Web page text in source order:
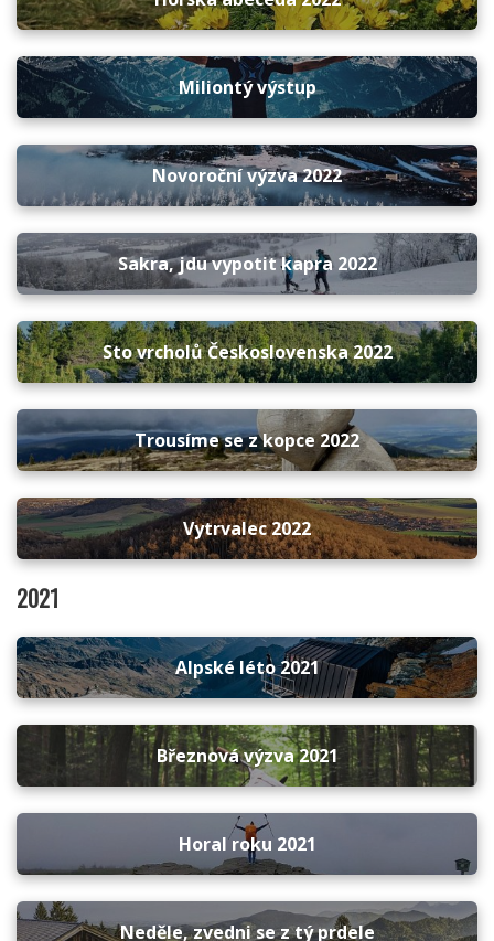
Miliontý výstup
Novoroční výzva 2022
Sakra, jdu vypotit kapra 2022
Sto vrcholů Československa 2022
Trousíme se z kopce 2022
Vytrvalec 2022
2021
Alpské léto 2021
Březnová výzva 2021
Horal roku 2021
Neděle, zvedni se z tý prdele